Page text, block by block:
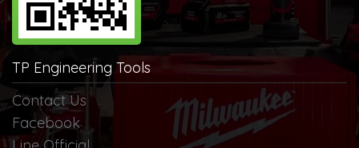
TP Engineering Tools
Contact Us
Facebook